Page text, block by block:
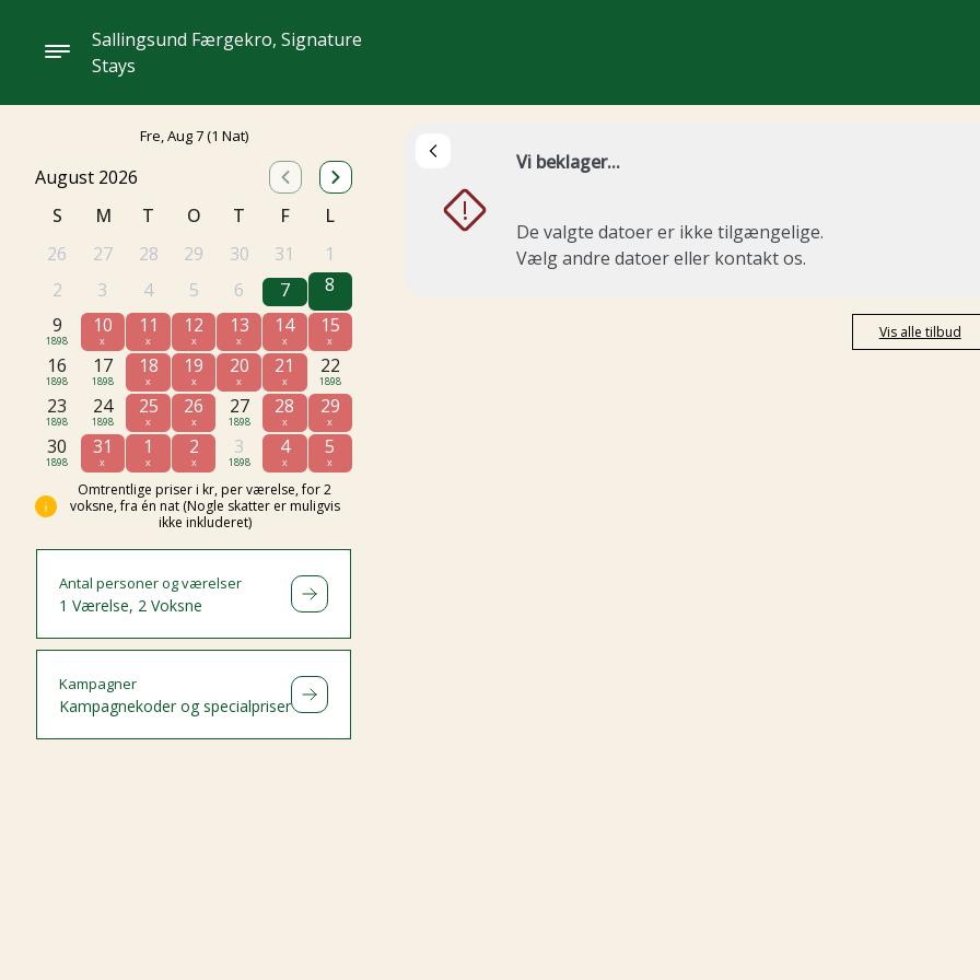
Sallingsund Færgekro, Signature
Stays
Fre, Aug 7(1 Nat)
August 2026
S
M T O T F
L
26
27 28 29 30 31
1
2
3 4 5 6 7
8
9
1898
10
x
11
x
12
x
13
x
14
x
15
x
16
1898
17
1898
18
x
19
x
20
x
21
x
22
1898
23
1898
24
1898
25
x
26
x
27
1898
28
x
29
x
30
1898
31
x
1
x
2
x
3
1898
4
x
5
x
Omtrentlige priser i kr, per værelse, for 2
voksne, fra én nat (Nogle skatter er muligvis
ikke inkluderet)
Antal personer og værelser
1 Værelse, 2 Voksne
Kampagner
Kampagnekoder og specialpriser
!
Vi beklager...
De valgte datoer er ikke tilgængelige.
Vælg andre datoer eller kontakt os.
Vis alle tilbud